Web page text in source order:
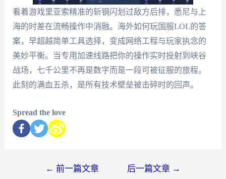
看着游戏里亚索精准的斩钢闪划过敌方后排，悉尼与上
海的时差在流畅操作中消融。海外如何玩国服LOL的答
案，早超越简单工具选择，变成网络工程与玩家执念的
美妙平衡。当专用加速线路把你的操作实时投射到峡谷
战场，七千公里不再是数字而是一段可被征服的旅程。
此刻的满血五杀，是所有技术壁垒被击碎时的回声。
Spread the love
← 前一篇文章 后一篇文章 →